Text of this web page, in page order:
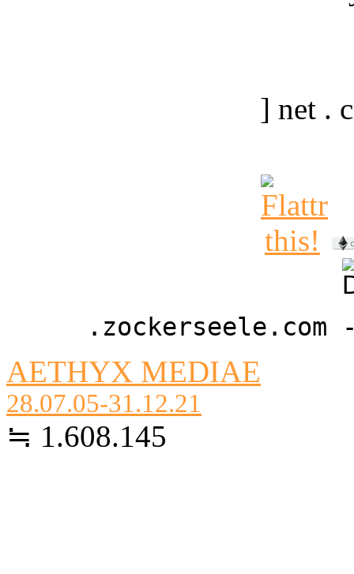
] net .
AETHYX MEDIAE
28.07.05-31.12.21
≒ 1.608.145